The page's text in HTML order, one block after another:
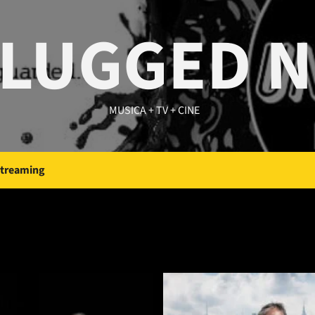
MUSICA + TV + CINE